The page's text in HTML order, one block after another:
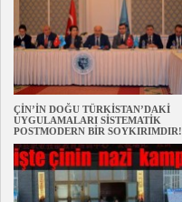
ÇİN’İN DOĞU TÜRKİSTAN’DAKİ
UYGULAMALARI SİSTEMATİK
POSTMODERN BİR SOYKIRIMDIR!